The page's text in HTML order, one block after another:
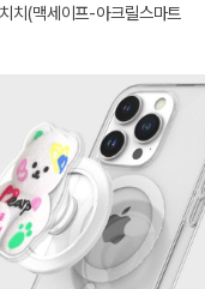
치(맥세이프-아크릴스마트